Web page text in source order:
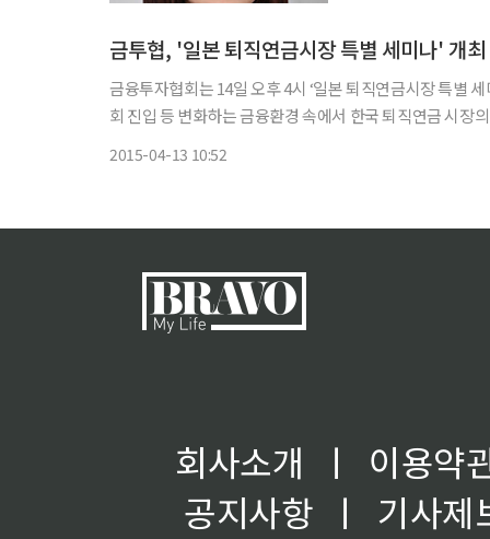
금투협, '일본 퇴직연금시장 특별 세미나' 개최
금융투자협회는 14일 오후 4시 ‘일본 퇴직연금시장 특별 세미나’를 개최한다. 이번 세미나는 전 세
회 진입 등 변화하는 금융환경 속에서 한국 퇴직연금 시장의 발
2015-04-13 10:52
회사소개 ㅣ
이용약
공지사항
ㅣ
기사제